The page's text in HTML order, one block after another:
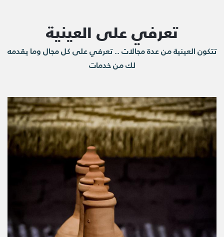
تعرفي على العينية
تتكون العينية من عدة مجالات .. تعرفي على كل مجال وما يقدمه
لك من خدمات